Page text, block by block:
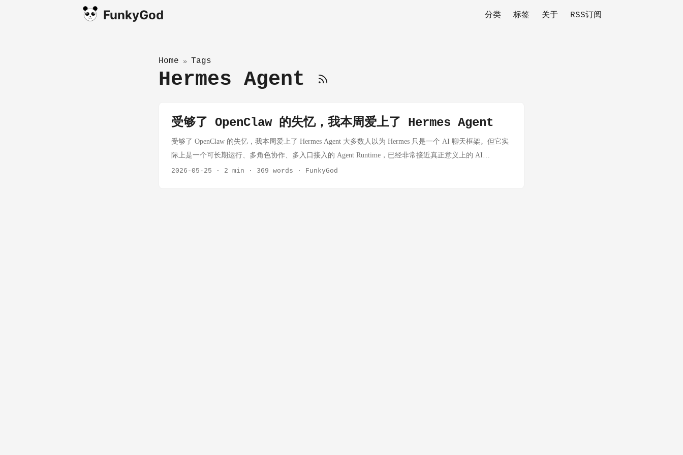
FunkyGod 分类 标签 关于 RSS订阅
Home » Tags
Hermes Agent
受够了 OpenClaw 的失忆，我本周爱上了 Hermes Agent
受够了 OpenClaw 的失忆，我本周爱上了 Hermes Agent 大多数人以为 Hermes 只是一个 AI 聊天框架。但它实
际上是一个可长期运行、多角色协作、多入口接入的 Agent Runtime，已经非常接近真正意义上的 AI
Operating System。 Hermes Agent 在不到三个月内突破 14 万 GitHub Star，并根据 OpenRouter 的数据成为目前
2026-05-25 · 2 min · 369 words · FunkyGod